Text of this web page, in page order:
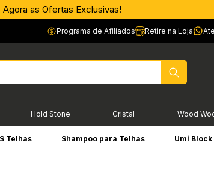
as Ofertas Exclusivas!
Programa de Afiliados Retire na Loja
Hold Stone Cristal Wood
Telhas Shampoo para Telhas Umi Block